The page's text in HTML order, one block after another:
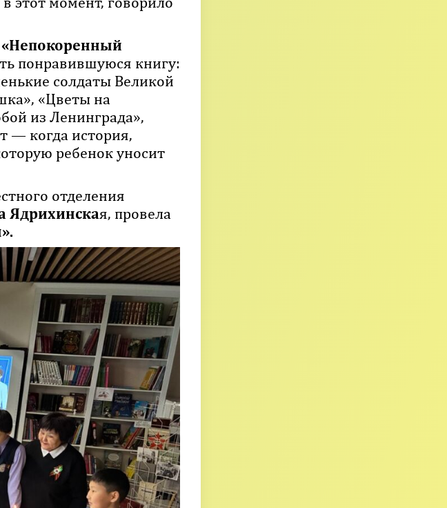
«Непокоренный
понравившуюся книгу:
солдаты Великой
«Цветы на
из Ленинграда»,
— когда история,
ребенок уносит
отделения
Ядрихинская, провела